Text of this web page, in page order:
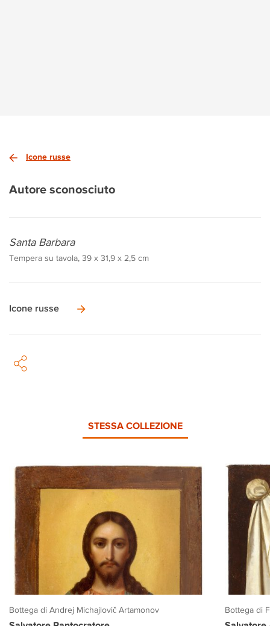
Icone russe
Autore sconosciuto
Santa Barbara
Tempera su tavola, 39 x 31,9 x 2,5 cm
Icone russe
STESSA COLLEZIONE
Bottega di Andrej Michajlovič Artamonov Bottega di